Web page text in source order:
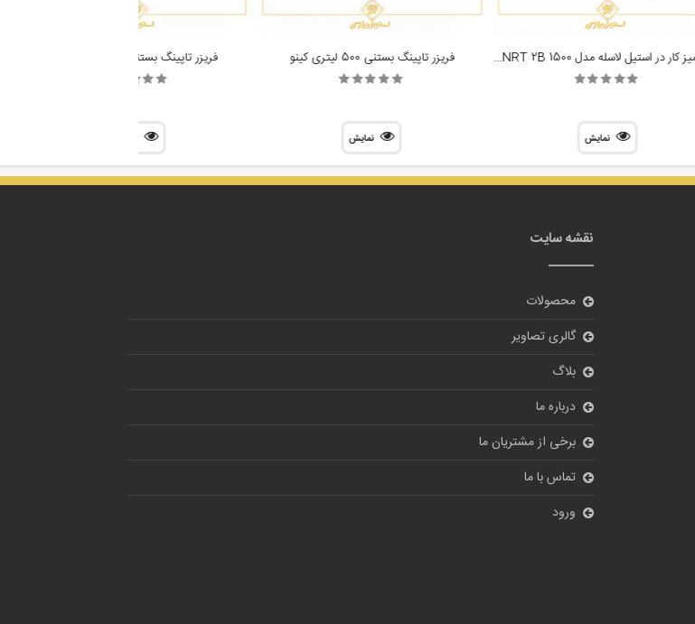
فریزر میز کار در استیل لاسله مدل Lassele LNRT 2B 1500
نمایش
فریزر تاپینگ بستنی 500 لیتری کینو
نمایش
فریزر تاپینگ بستنی 400 لیتری کینو
نقشه سایت
محصولات
گالری تصاویر
بلاگ
درباره ما
برخی از مشتریان ما
تماس با ما
ورود